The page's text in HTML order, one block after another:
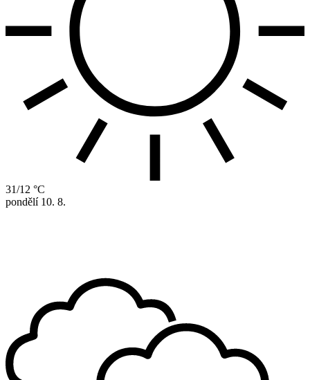
31/12 °C
pondělí 10. 8.